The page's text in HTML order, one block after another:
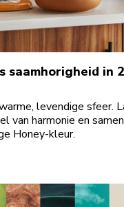
saamhorigheid in
levendige sfeer.
van harmonie en
Honey-kleur.